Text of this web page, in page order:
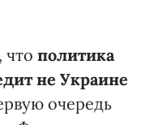
что политика
не Украине
очередь